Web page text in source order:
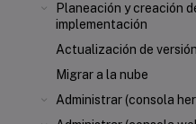
Planeación y creación
implementación
Actualización de versión
Migrar a la nube
Administrar (consola